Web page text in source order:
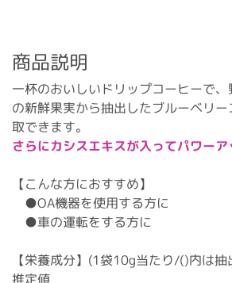
商品説明
一杯のおいしいドリップコーヒーで
の新鮮果実から抽出したブルーベリ
取できます。
さらにカシスエキスが入ってパワーア
【こんな方におすすめ】
●OA機器を使用する方に
●車の運転をする方に
【栄養成分】(1袋10g当たり/()内は
推定値